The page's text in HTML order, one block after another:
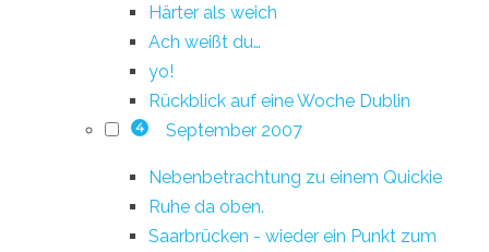
Härter als weich
Ach weißt du…
yo!
Rückblick auf eine Woche Dublin
4 September 2007
Nebenbetrachtung zu einem Quickie
Ruhe da oben.
Saarbrücken - wieder ein Punkt zum